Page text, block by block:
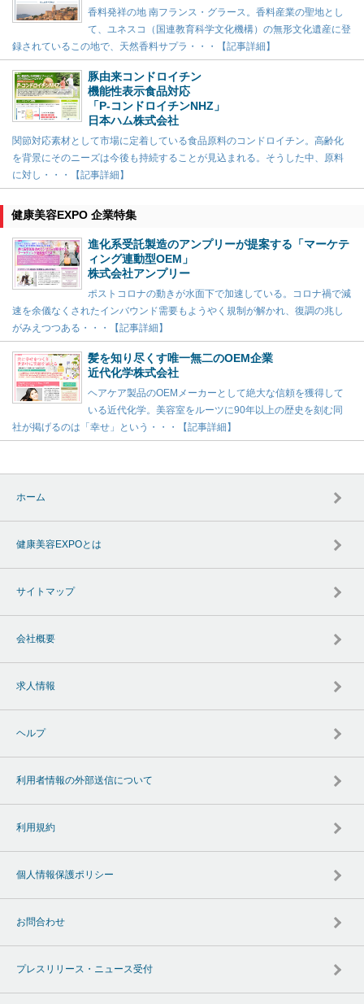
香料発祥の地 南フランス・グラース。香料産業の聖地とし
て、ユネスコ（国連教育科学文化機構）の無形文化遺産に登
録されているこの地で、天然香料サプラ・・・【記事詳細】
豚由来コンドロイチン
機能性表示食品対応
「P-コンドロイチンNHZ」
日本ハム株式会社
関節対応素材として市場に定着している食品原料のコンドロイチン。高齢化
を背景にそのニーズは今後も持続することが見込まれる。そうした中、原料
に対し・・・【記事詳細】
健康美容EXPO 企業特集
進化系受託製造のアンプリーが提案する「マーケテ
ィング連動型OEM」
株式会社アンプリー
ポストコロナの動きが水面下で加速している。コロナ禍で減
速を余儀なくされたインバウンド需要もようやく規制が解かれ、復調の兆し
がみえつつある・・・【記事詳細】
髪を知り尽くす唯一無二のOEM企業
近代化学株式会社
ヘアケア製品のOEMメーカーとして絶大な信頼を獲得して
いる近代化学。美容室をルーツに90年以上の歴史を刻む同
社が掲げるのは「幸せ」という・・・【記事詳細】
ホーム
健康美容EXPOとは
サイトマップ
会社概要
求人情報
ヘルプ
利用者情報の外部送信について
利用規約
個人情報保護ポリシー
お問合わせ
プレスリリース・ニュース受付